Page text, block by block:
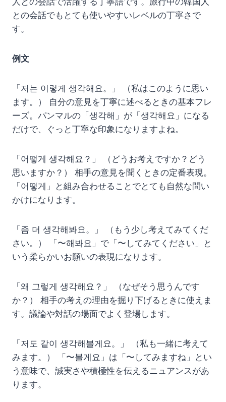
との会話でもとても使いやすいレベルの丁寧さで
す。
例文
「저는 이렇게 생각해요。」 （私はこのように思い
ます。） 自分の意見を丁寧に述べるときの基本フレ
ーズ。パンマルの「생각해」が「생각해요」になる
だけで、ぐっと丁寧な印象になりますよね。
「어떻게 생각해요？」 （どうお考えですか？どう
思いますか？） 相手の意見を聞くときの定番表現。
「어떻게」と組み合わせることでとても自然な問い
かけになります。
「좀 더 생각해봐요。」 （もう少し考えてみてくだ
さい。） 「〜해봐요」で「〜してみてください」と
いう柔らかいお願いの表現になります。
「왜 그렇게 생각해요？」 （なぜそう思うんです
か？） 相手の考えの理由を掘り下げるときに使えま
す。議論や対話の場面でよく登場します。
「저도 같이 생각해볼게요。」 （私も一緒に考えて
みます。） 「〜볼게요」は「〜してみますね」とい
う意味で、誠実さや積極性を伝えるニュアンスがあ
ります。